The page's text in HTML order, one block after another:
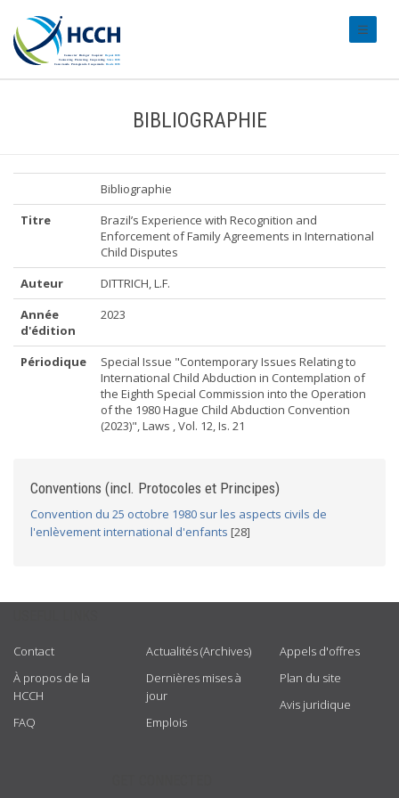
BIBLIOGRAPHIE
Bibliographie
Titre
Brazil’s Experience with Recognition and
Enforcement of Family Agreements in International
Child Disputes
Auteur
DITTRICH, L.F.
Année
d'édition
2023
Périodique
Special Issue "Contemporary Issues Relating to
International Child Abduction in Contemplation of
the Eighth Special Commission into the Operation
of the 1980 Hague Child Abduction Convention
(2023)", Laws , Vol. 12, Is. 21
Conventions (incl. Protocoles et Principes)
Convention du 25 octobre 1980 sur les aspects civils de
l'enlèvement international d'enfants [28]
Contact
À propos de la
HCCH
FAQ
Actualités (Archives)
Dernières mises à
jour
Emplois
Appels d'offres
Plan du site
Avis juridique